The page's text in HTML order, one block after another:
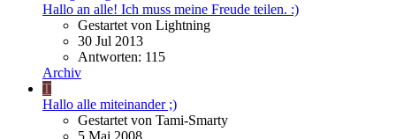
Hallo an alle! Ich muss meine Freude teilen. :)
Gestartet von Lightning
30 Jul 2013
Antworten: 115
Archiv
T
Hallo alle miteinander ;)
Gestartet von Tami-Smarty
5 Mai 2008